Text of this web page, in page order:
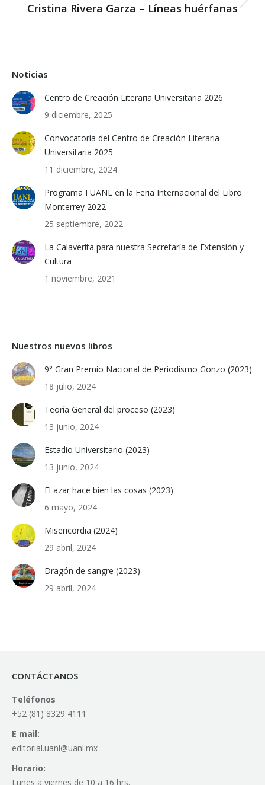
Next
Cristina Rivera Garza – Líneas huérfanas
Noticias
Centro de Creación Literaria Universitaria 2026
9 diciembre, 2025
Convocatoria del Centro de Creación Literaria
Universitaria 2025
11 diciembre, 2024
Programa I UANL en la Feria Internacional del Libro
Monterrey 2022
25 septiembre, 2022
La Calaverita para nuestra Secretaría de Extensión y
Cultura
1 noviembre, 2021
Nuestros nuevos libros
9° Gran Premio Nacional de Periodismo Gonzo (2023)
18 julio, 2024
Teoría General del proceso (2023)
13 junio, 2024
Estadio Universitario (2023)
13 junio, 2024
El azar hace bien las cosas (2023)
6 mayo, 2024
Misericordia (2024)
29 abril, 2024
Dragón de sangre (2023)
29 abril, 2024
CONTÁCTANOS
Teléfonos
+52 (81) 8329 4111
E mail:
editorial.uanl@uanl.mx
Horario:
Lunes a viernes de 10 a 16 hrs.